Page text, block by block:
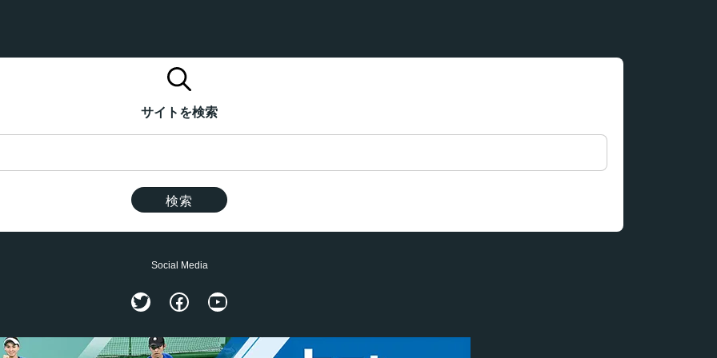
サイトを検索
Social Media
TwitterFacebook
YouTube